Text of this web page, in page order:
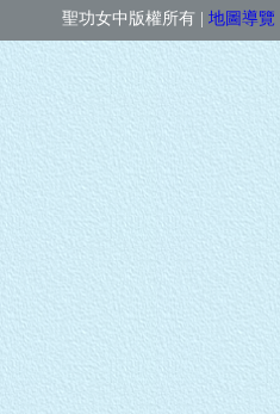
聖功女中版權所有 | 地圖導覽